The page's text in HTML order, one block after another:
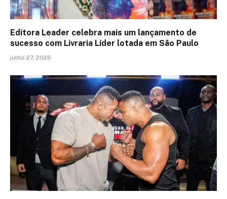
Editora Leader celebra mais um lançamento de
sucesso com Livraria Líder lotada em São Paulo
julho 27, 2026